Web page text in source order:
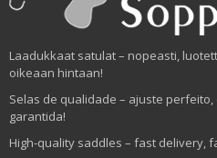
Laadukkaat satulat – nopeasti,
oikeaan hintaan!
Selas de qualidade – ajuste
garantida!
High-quality saddles – fast delivery,